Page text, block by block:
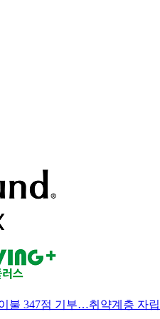
불 347점 기부…취약계층 자